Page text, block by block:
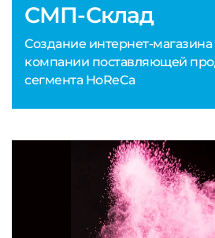
СМП-Склад
Создание интернет-
компании поставляющей
сегмента HoReCa